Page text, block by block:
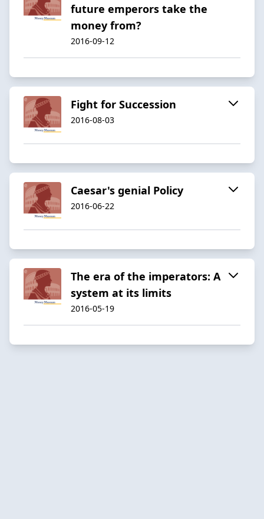
future emperors take the
money from?
2016-09-12
Fight for Succession
2016-08-03
Caesar's genial Policy
2016-06-22
The era of the imperators: A
system at its limits
2016-05-19